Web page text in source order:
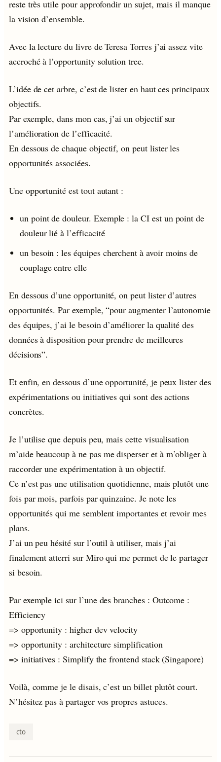
reste très utile pour approfondir un sujet, mais il manque
la vision d’ensemble.
Avec la lecture du livre de Teresa Torres j’ai assez vite
accroché à l’opportunity solution tree.
L’idée de cet arbre, c’est de lister en haut ces principaux
objectifs.
Par exemple, dans mon cas, j’ai un objectif sur
l’amélioration de l’efficacité.
En dessous de chaque objectif, on peut lister les
opportunités associées.
Une opportunité est tout autant :
un point de douleur. Exemple : la CI est un point de
douleur lié à l’efficacité
un besoin : les équipes cherchent à avoir moins de
couplage entre elle
En dessous d’une opportunité, on peut lister d’autres
opportunités. Par exemple, “pour augmenter l’autonomie
des équipes, j’ai le besoin d’améliorer la qualité des
données à disposition pour prendre de meilleures
décisions”.
Et enfin, en dessous d’une opportunité, je peux lister des
expérimentations ou initiatives qui sont des actions
concrètes.
Je l’utilise que depuis peu, mais cette visualisation
m’aide beaucoup à ne pas me disperser et à m’obliger à
raccorder une expérimentation à un objectif.
Ce n’est pas une utilisation quotidienne, mais plutôt une
fois par mois, parfois par quinzaine. Je note les
opportunités qui me semblent importantes et revoir mes
plans.
J’ai un peu hésité sur l’outil à utiliser, mais j’ai
finalement atterri sur Miro qui me permet de le partager
si besoin.
Par exemple ici sur l’une des branches : Outcome :
Efficiency
=> opportunity : higher dev velocity
=> opportunity : architecture simplification
=> initiatives : Simplify the frontend stack (Singapore)
Voilà, comme je le disais, c’est un billet plutôt court.
N’hésitez pas à partager vos propres astuces.
cto